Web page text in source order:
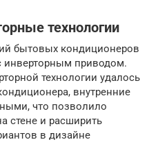
технологии
бытовых кондиционеров
приводом.
технологии удалось
внутренние
что позволило
стене и расширить
в дизайне